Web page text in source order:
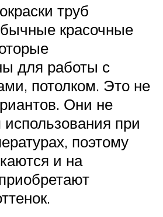
труб
красочные
для работы с
потолком. Это не
Они не
при
поэтому
и на